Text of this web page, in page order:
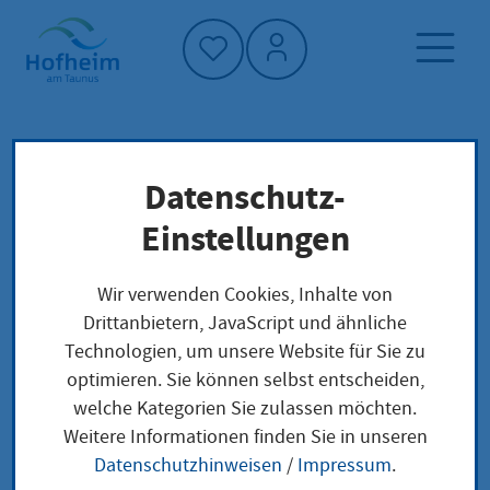
Startseite"
Leben in Hofheim
Planen, Bauen und Verkehr
Radschnellweg Wiesbaden - Frankfurt
Radschnellweg
Wiesbaden - Frankfurt
Datenschutz-
Einstellungen
Wir verwenden Cookies, Inhalte von
Drittanbietern, JavaScript und ähnliche
Technologien, um unsere Website für Sie zu
optimieren. Sie können selbst entscheiden,
welche Kategorien Sie zulassen möchten.
Weitere Informationen finden Sie in unseren
Datenschutzhinweisen / Impressum.